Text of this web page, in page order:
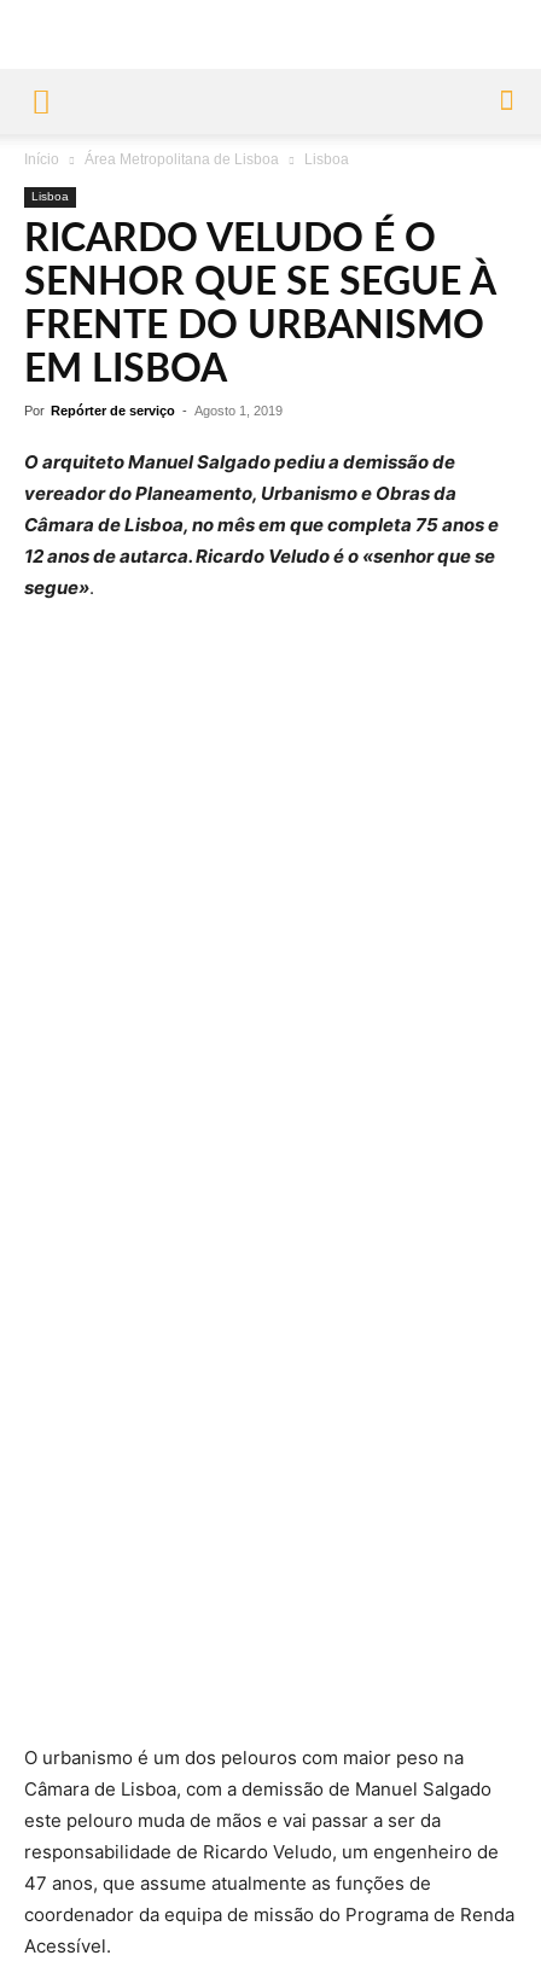
Início Área Metropolitana de Lisboa Lisboa
Lisboa
RICARDO VELUDO É O
SENHOR QUE SE SEGUE À
FRENTE DO URBANISMO
EM LISBOA
Por Repórter de serviço - Agosto 1, 2019
O arquiteto Manuel Salgado pediu a demissão de
vereador do Planeamento, Urbanismo e Obras da
Câmara de Lisboa, no mês em que completa 75 anos e
12 anos de autarca. Ricardo Veludo é o «senhor que se
segue».
O urbanismo é um dos pelouros com maior peso na
Câmara de Lisboa, com a demissão de Manuel Salgado
este pelouro muda de mãos e vai passar a ser da
responsabilidade de Ricardo Veludo, um engenheiro de
47 anos, que assume atualmente as funções de
coordenador da equipa de missão do Programa de Renda
Acessível.